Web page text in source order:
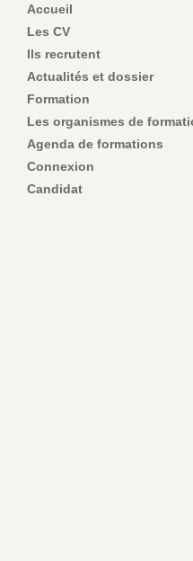
Accueil
Les CV
Ils recrutent
Actualités et dossier
Formation
Les organismes de
Agenda de formations
Connexion
Candidat